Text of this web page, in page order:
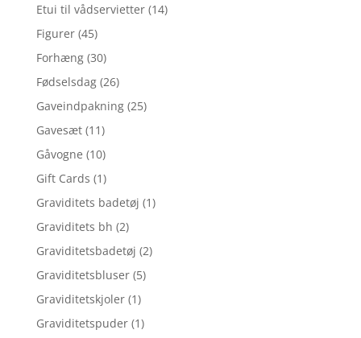
Etui til vådservietter (14)
Figurer (45)
Forhæng (30)
Fødselsdag (26)
Gaveindpakning (25)
Gavesæt (11)
Gåvogne (10)
Gift Cards (1)
Graviditets badetøj (1)
Graviditets bh (2)
Graviditetsbadetøj (2)
Graviditetsbluser (5)
Graviditetskjoler (1)
Graviditetspuder (1)